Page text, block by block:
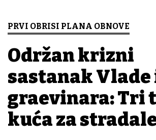
PRVI OBRISI PLANA OBNOVE
Održan krizni
sastanak Vlade
građevinara: Tri
kuća za